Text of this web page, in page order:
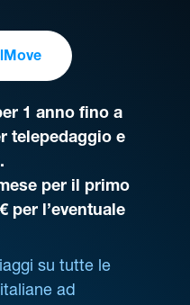
1 anno fino a
telepedaggio e
per il primo
per l’eventuale
su tutte le
ad